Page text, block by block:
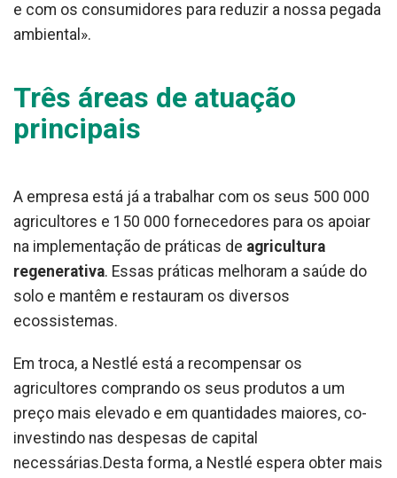
e com os consumidores para reduzir a nossa pegada
ambiental».
Três áreas de atuação
principais
A empresa está já a trabalhar com os seus 500 000
agricultores e 150 000 fornecedores para os apoiar
na implementação de práticas de agricultura
regenerativa. Essas práticas melhoram a saúde do
solo e mantêm e restauram os diversos
ecossistemas.
Em troca, a Nestlé está a recompensar os
agricultores comprando os seus produtos a um
preço mais elevado e em quantidades maiores, co-
investindo nas despesas de capital
necessárias.Desta forma, a Nestlé espera obter mais